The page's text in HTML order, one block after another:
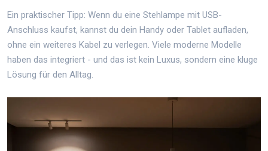
Ein praktischer Tipp: Wenn du eine Stehlampe mit USB-
Anschluss kaufst, kannst du dein Handy oder Tablet aufladen,
ohne ein weiteres Kabel zu verlegen. Viele moderne Modelle
haben das integriert - und das ist kein Luxus, sondern eine kluge
Lösung für den Alltag.